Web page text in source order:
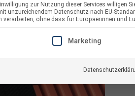
zur Nutzung dieser Services willigen
unzureichendem Datenschutz nach EU-
ohne dass für Europäerinnen und
EINWILLIGUNG ERTEILT
Marketing